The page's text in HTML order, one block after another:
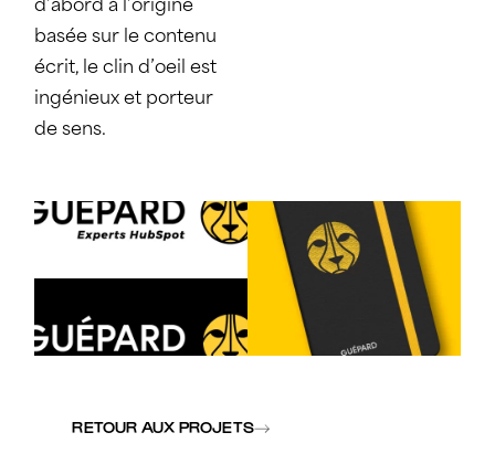
d’abord à l’origine
basée sur le contenu
écrit, le clin d’oeil est
ingénieux et porteur
de sens.
RETOUR AUX PROJETS